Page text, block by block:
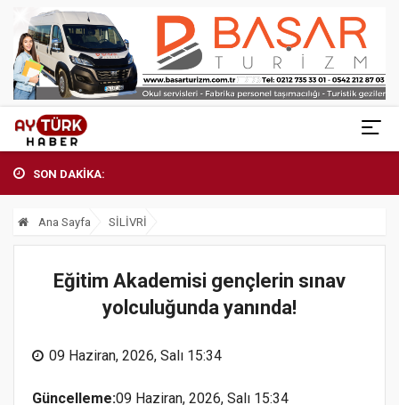
SON DAKİKA:
Ana Sayfa SİLİVRİ
Eğitim Akademisi gençlerin sınav
yolculuğunda yanında!
09 Haziran, 2026, Salı 15:34
Güncelleme:09 Haziran, 2026, Salı 15:34